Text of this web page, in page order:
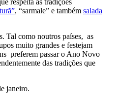
respeita às tradições
, “sarmale” e também salada
Tal como noutros países, as
muito grandes e festejam
preferem passar o Ano Novo
das tradições que
janeiro.